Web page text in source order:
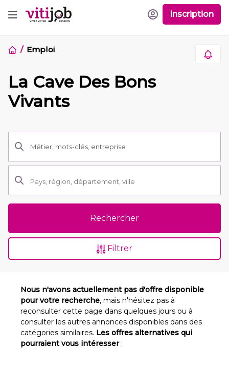
Inscription
Emploi
La Cave Des Bons
Vivants
Rechercher
Filtrer
Nous n'avons actuellement pas d'offre disponible
pour votre recherche, mais n'hésitez pas à
reconsulter cette page dans quelques jours ou à
consulter les autres annonces disponibles dans des
catégories similaires. Les offres alternatives qui
pourraient vous intéresser: